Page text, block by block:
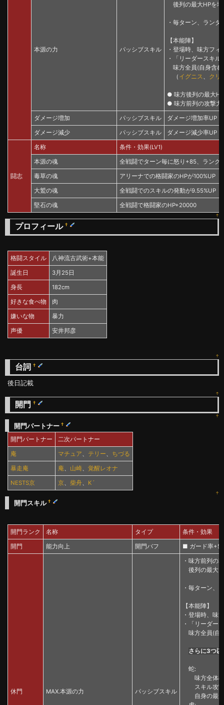
本源の力 パッシブスキル
後列の最大HPを増
・毎ターン、ラン
【本能陣】
・登場時、味方フ
・「リーダースキ
味方全員(自身含む
（ イグニス、 クリ
● 味方後列の最大
● 味方前列の攻撃力
ダメージ増加 パッシブスキル ダメージ増加率UP
ダメージ減少 パッシブスキル ダメージ減少率UP
闘志
名称 条件・効果(LV1)
本源の魂 全戦闘でターン毎に怒り+85、ランク
毒草の魂 アリーナでの格闘家のHPが100%UP
大鷲の魂 全戦闘でのスキルの発動が9.55%UP
堅石の魂 全戦闘で格闘家のHP+20000
↑
プロフィール †
格闘スタイル 八神流古武術+本能
誕生日 3月25日
身長 182cm
好きな食べ物 肉
嫌いな物 暴力
声優 安井邦彦
↑
台詞 †
後日記載
↑
開門 †
↑
開門パートナー †
開門パートナー 二次パートナー
庵 マチュア、 テリー、 ちづる
暴走庵 庵、 山崎、 覚醒レオナ
NESTS京 京、 柴舟、 K´
↑
開門スキル†
開門ランク 名称 タイプ 条件・効果
開門 能力向上 開門バフ ■ ガード率
休門 MAX.本源の力 パッシブスキル
・味方前列の
後列の最大
・毎ターン、
【本能陣】
・登場時、味
・「リーダー
味方全員(自
さらに3つ
蛇:
味方全体の
スキル攻撃
自身の最大